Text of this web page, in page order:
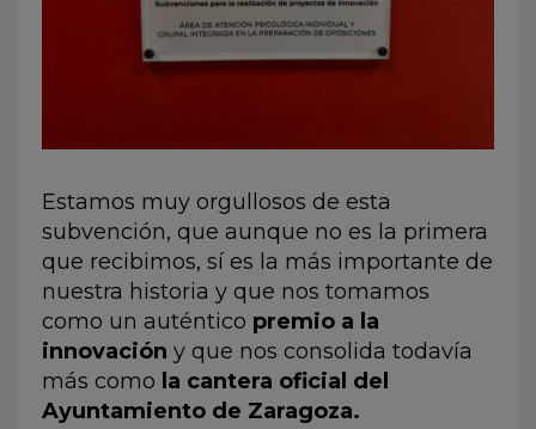
Estamos muy orgullosos de esta
subvención, que aunque no es la primera
que recibimos, sí es la más importante de
nuestra historia y que nos tomamos
como un auténtico premio a la
innovación y que nos consolida todavía
más como la cantera oficial del
Ayuntamiento de Zaragoza.